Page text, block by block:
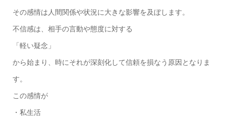
その感情は人間関係や状況に大きな影響を及ぼします。
不信感は、相手の言動や態度に対する
「軽い疑念」
から始まり、時にそれが深刻化して信頼を損なう原因となりま
す。
この感情が
・私生活